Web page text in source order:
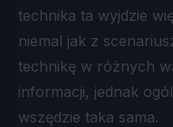
technika ta wyjdzie
niemal jak z
technikę w różnych
informacji, jednak
wszędzie taka sama.